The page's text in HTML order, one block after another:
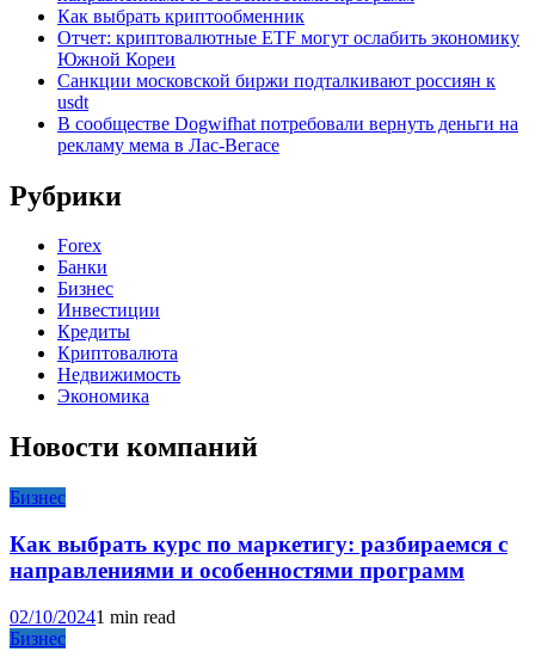
Как выбрать криптообменник
Отчет: криптовалютные ETF могут ослабить экономику
Южной Кореи
Санкции московской биржи подталкивают россиян к
usdt
В сообществе Dogwifhat потребовали вернуть деньги на
рекламу мема в Лас-Вегасе
Рубрики
Forex
Банки
Бизнес
Инвестиции
Кредиты
Криптовалюта
Недвижимость
Экономика
Новости компаний
Бизнес
Как выбрать курс по маркетигу: разбираемся с
направлениями и особенностями программ
02/10/20241 min read
Бизнес